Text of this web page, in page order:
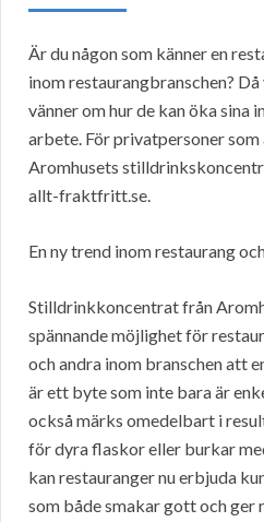
Är du någon som känner en
inom restaurangbranschen?
vänner om hur de kan öka sina
arbete. För privatpersoner som
Aromhusets
allt-fraktfritt.se.
En ny trend inom restaurang
Stilldrinkkoncentrat från
spännande möjlighet för
och andra inom branschen att
är ett byte som inte bara är
också märks omedelbart i
för dyra flaskor eller burkar
kan restauranger nu erbjuda
som både smakar gott och ger